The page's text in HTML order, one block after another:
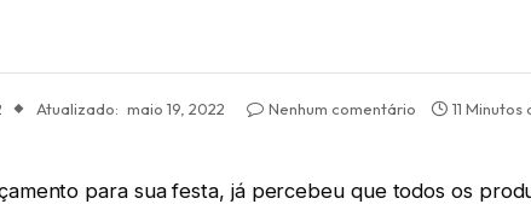
Atualizado: maio 19, 2022 Nenhum comentário 11
para sua festa, já percebeu que todos os